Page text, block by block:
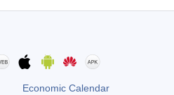
Economic Calendar